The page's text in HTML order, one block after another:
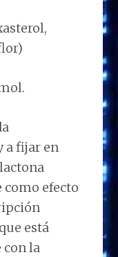
a fijar en
efecto
está
la